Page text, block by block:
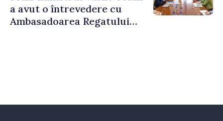
a avut o întrevedere cu
Ambasadoarea Regatului